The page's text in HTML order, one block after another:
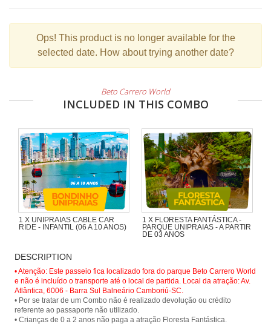
Ops! This product is no longer available for the
selected date. How about trying another date?
Beto Carrero World
INCLUDED IN THIS COMBO
1 X UNIPRAIAS CABLE CAR
RIDE - INFANTIL (06 A 10 ANOS)
panoramic view of the city and its
beautiful beaches.
1 X FLORESTA FANTÁSTICA -
PARQUE UNIPRAIAS - A PARTIR
DE 03 ANOS
DESCRIPTION
• Atenção: Este passeio fica localizado fora do parque Beto Carrero World
e não é incluído o transporte até o local de partida. Local da atração: Av.
Atlântica, 6006 - Barra Sul Balneário Camboriú-SC.
• Por se tratar de um Combo não é realizado devolução ou crédito
referente ao passaporte não utilizado.